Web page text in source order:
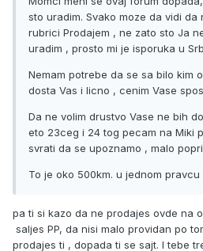
sto uradim. Svako moze da vidi da
rubrici Prodajem , ne zato sto Ja
uradim , prosto mi je isporuka u
Nemam potrebe da se sa bilo kim
dosta Vas i licno , cenim Vase
Da ne volim drustvo Vase ne bih
eto 23ceg i 24 tog pecam na Miki
svrati da se upoznamo , malo
To je oko 500km. u jednom pravcu
pa ti si kazo da ne prodajes ovde na
saljes PP, da nisi malo providan po
prodajes ti , dopada ti se sajt. I tebe